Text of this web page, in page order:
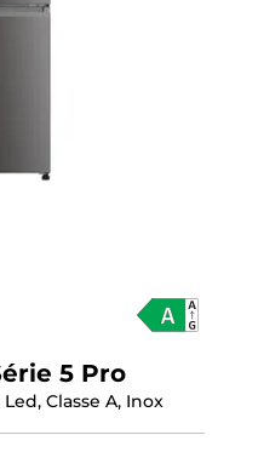
5 Pro
Classe A, Inox